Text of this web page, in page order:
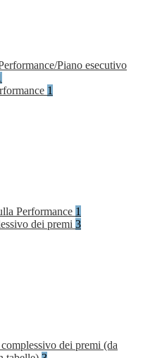
Piano esecutivo
1
Performance 1
dei premi 3
dei premi (da